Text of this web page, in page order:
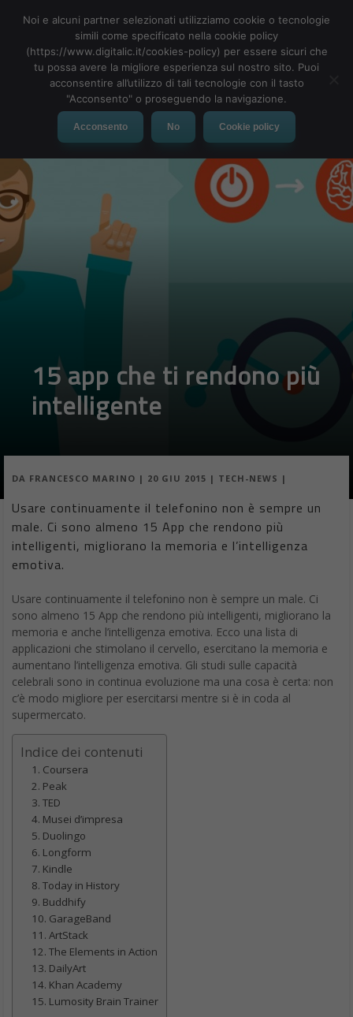
MENU
15 app che ti rendono più
intelligente
DA FRANCESCO MARINO | 20 GIU 2015 | TECH-NEWS |
Usare continuamente il telefonino non è sempre un
male. Ci sono almeno 15 App che rendono più
intelligenti, migliorano la memoria e l’intelligenza
emotiva.
Usare continuamente il telefonino non è sempre un male. Ci
sono almeno 15 App che rendono più intelligenti, migliorano la
memoria e anche l’intelligenza emotiva. Ecco una lista di
applicazioni che stimolano il cervello, esercitano la memoria e
aumentano l’intelligenza emotiva. Gli studi sulle capacità
celebrali sono in continua evoluzione ma una cosa è certa: non
c’è modo migliore per esercitarsi mentre si è in coda al
supermercato.
Indice dei contenuti
1. Coursera
2. Peak
3. TED
4. Musei d’impresa
5. Duolingo
6. Longform
7. Kindle
8. Today in History
9. Buddhify
10. GarageBand
11. ArtStack
12. The Elements in Action
13. DailyArt
14. Khan Academy
15. Lumosity Brain Trainer
Noi e alcuni partner selezionati utilizziamo cookie o tecnologie
simili come specificato nella cookie policy
(https://www.digitalic.it/cookies-policy) per essere sicuri che
tu possa avere la migliore esperienza sul nostro sito. Puoi
acconsentire all’utilizzo di tali tecnologie con il tasto
"Acconsento" o proseguendo la navigazione.
Acconsento No Cookie policy